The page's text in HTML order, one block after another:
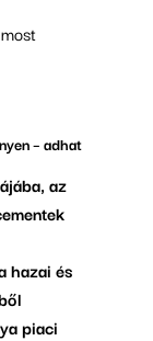
– adhat
az
hazai és
piaci